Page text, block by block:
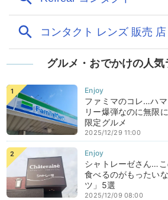
グルメ・おでかけの人
ファミマのコレ…ハ
リー爆弾なのに無限
限定グルメ
2025/12/29 11:00
シャトレーゼさん…
食べるのがもったい
ツ」5選
2025/12/09 08:00